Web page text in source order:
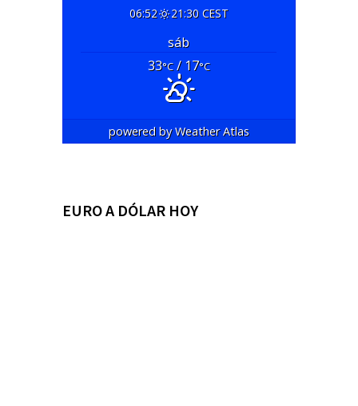
06:52 21:30 CEST
sáb
33°C/ 17°C
powered byWeather Atlas
EURO A DÓLAR HOY